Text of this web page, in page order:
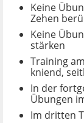
Keine
Zehen
Keine
stärken
Training
kniend,
In der
Übungen
Im dritten